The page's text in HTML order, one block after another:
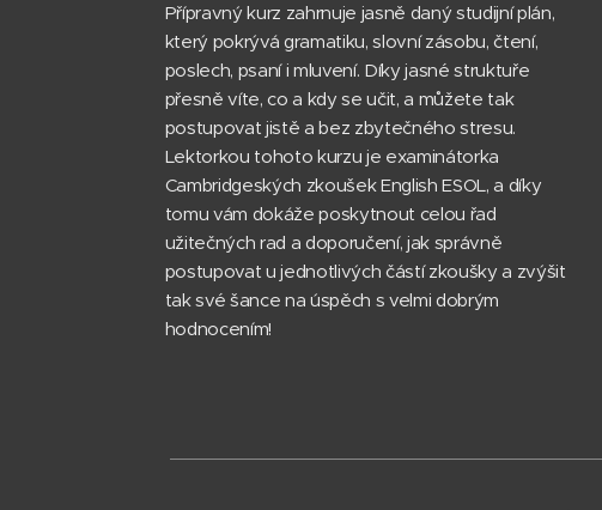
Přípravný kurz zahrnuje jasně daný studijní plán,
který pokrývá gramatiku, slovní zásobu, čtení,
poslech, psaní i mluvení. Díky jasné struktuře
přesně víte, co a kdy se učit, a můžete tak
postupovat jistě a bez zbytečného stresu.
Lektorkou tohoto kurzu je examinátorka
Cambridgeských zkoušek English ESOL, a díky
tomu vám dokáže poskytnout celou řad
užitečných rad a doporučení, jak správně
postupovat u jednotlivých částí zkoušky a zvýšit
tak své šance na úspěch s velmi dobrým
hodnocením!